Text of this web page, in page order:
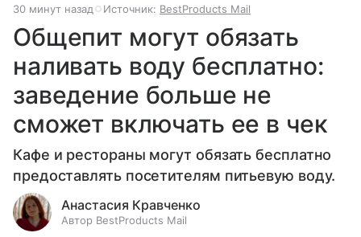
30 минут назад Источник: BestProducts Mail
Общепит могут обязать
наливать воду бесплатно:
заведение больше не
сможет включать ее в чек
Кафе и рестораны могут обязать бесплатно
предоставлять посетителям питьевую воду.
Анастасия Кравченко
Автор BestProducts Mail